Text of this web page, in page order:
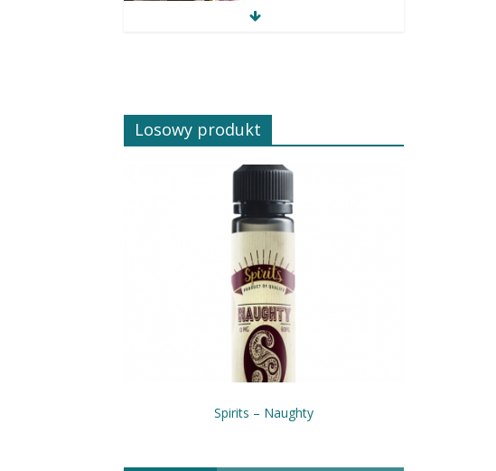
komentarzy
Losowy produkt
Spirits – Naughty